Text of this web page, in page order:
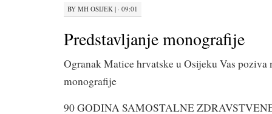
BY MH OSIJEK | · 09:01
Predstavljanje monografije
Ogranak Matice hrvatske u Osijeku Vas poziva
monografije
90 GODINA SAMOSTALNE